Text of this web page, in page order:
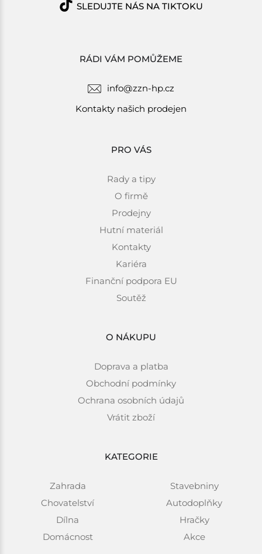
RÁDI VÁM POMŮŽEME
info@zzn-hp.cz
Kontakty našich prodejen
PRO VÁS
Rady a tipy
O firmě
Prodejny
Hutní materiál
Kontakty
Kariéra
Finanční podpora EU
Soutěž
O NÁKUPU
Doprava a platba
Obchodní podmínky
Ochrana osobních údajů
Vrátit zboží
KATEGORIE
Zahrada
Chovatelství
Dílna
Domácnost
Stavebniny
Autodoplňky
Hračky
Akce
SLEDUJTE NÁS NA TIKTOKU